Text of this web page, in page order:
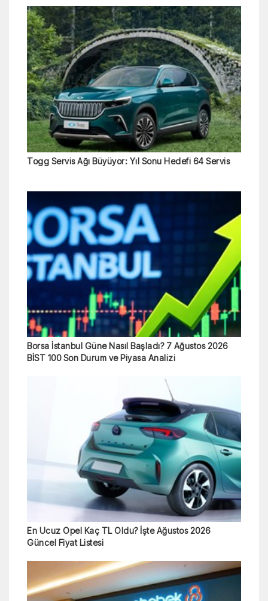
Togg Servis Ağı Büyüyor: Yıl Sonu Hedefi 64 Servis
Borsa İstanbul Güne Nasıl Başladı? 7 Ağustos 2026
BİST 100 Son Durum ve Piyasa Analizi
En Ucuz Opel Kaç TL Oldu? İşte Ağustos 2026
Güncel Fiyat Listesi